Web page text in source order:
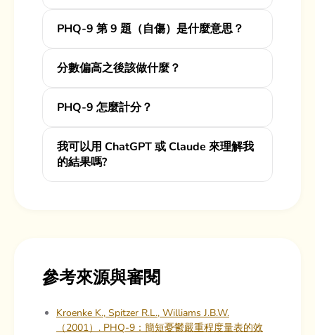
PHQ-9 第 9 題（自傷）是什麼意思？
分數偏高之後該做什麼？
PHQ-9 怎麼計分？
我可以用 ChatGPT 或 Claude 來理解我
的結果嗎?
參考來源與審閱
Kroenke K., Spitzer R.L., Williams J.B.W.
（2001）. PHQ-9：簡短憂鬱嚴重程度量表的效